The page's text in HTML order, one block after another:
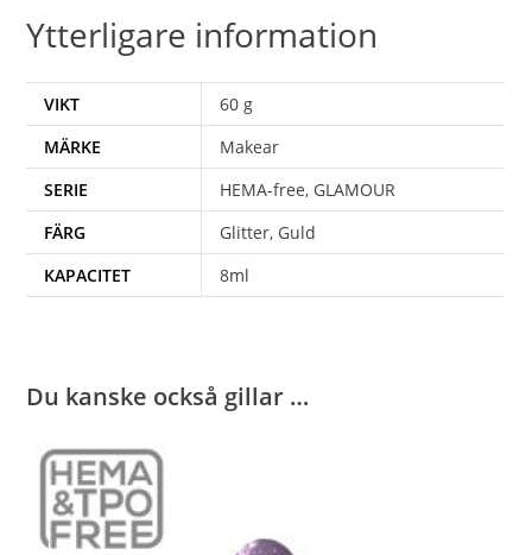
Ytterligare information
VIKT
60 g
MÄRKE
Makear
SERIE
HEMA-free, GLAMOUR
FÄRG
Glitter, Guld
KAPACITET
8ml
Du kanske också gillar …